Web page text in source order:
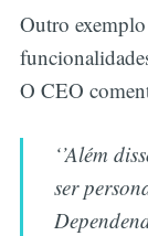
Outro
O CEO
‘’Além
ser